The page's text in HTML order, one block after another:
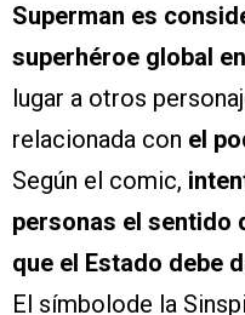
Superman es
superhéroe global
lugar a otros
relacionada con el
Según el comic,
personas el sentido
que el Estado debe
El símbolode la